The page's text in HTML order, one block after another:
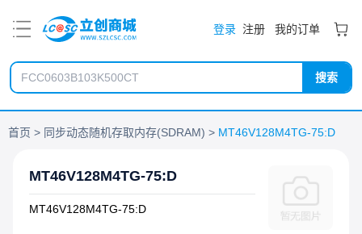
登录 注册 我的订单
搜索
首页 同步动态随机存取内存(SDRAM) MT46V128M4TG-75:D
MT46V128M4TG-75:D
MT46V128M4TG-75:D